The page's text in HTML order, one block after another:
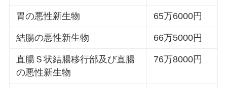
胃の悪性新生物 65万6000円
結腸の悪性新生物 66万5000円
直腸Ｓ状結腸移行部及び直腸
の悪性新生物
76万8000円